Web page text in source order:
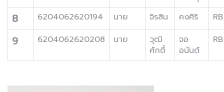
8 6204062620194 นาย จิรสิน คงศิริ RB
9 6204062620208 นาย
วุฒิ
ศักดิ์
จอ
อนันต์
RB